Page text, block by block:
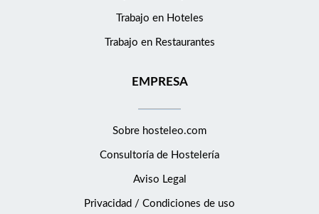
Trabajo en Hoteles
Trabajo en Restaurantes
EMPRESA
Sobre hosteleo.com
Consultoría de Hostelería
Aviso Legal
Privacidad / Condiciones de uso